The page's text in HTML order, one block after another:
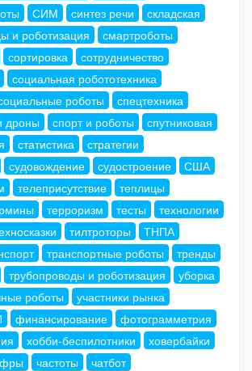
СИМ синтез речи
складская
и роботизация
смартроботы
сортировка
сотрудничество
социальная робототехника
роботы
спецтехника
дроны спорт и роботы
спутниковая
статистика
стратегии
судовождение судостроение
США
телеприсутствие
теплицы
терроризм тесты
технологии
тилтроторы
ТНПА
транспортные роботы
тренды
трубопроводы и роботизация
уборка
роботы
участники рынка
финансирование
фотограмметрия
хобби-беспилотники
ховербайки
частоты
чатбот